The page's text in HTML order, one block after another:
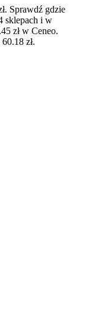
Sprawdź gdzie
sklepach i w
zł w Ceneo.
zł.